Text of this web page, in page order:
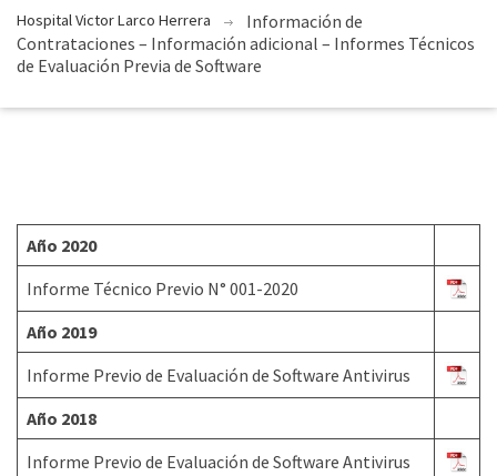
Hospital Victor Larco Herrera
Información de
Contrataciones – Información adicional – Informes Técnicos
de Evaluación Previa de Software
Año 2020
Informe Técnico Previo N° 001-2020
Año 2019
Informe Previo de Evaluación de Software Antivirus
Año 2018
Informe Previo de Evaluación de Software Antivirus